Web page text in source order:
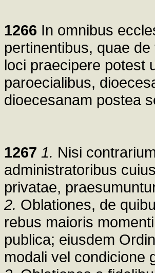
1266 In omnibus
pertinentibus, quae
loci praecipere potest
paroecialibus,
dioecesanam postea
1267 1. Nisi
administratoribus
privatae,
2. Oblationes, de
rebus maioris
publica; eiusdem
modali vel condicione